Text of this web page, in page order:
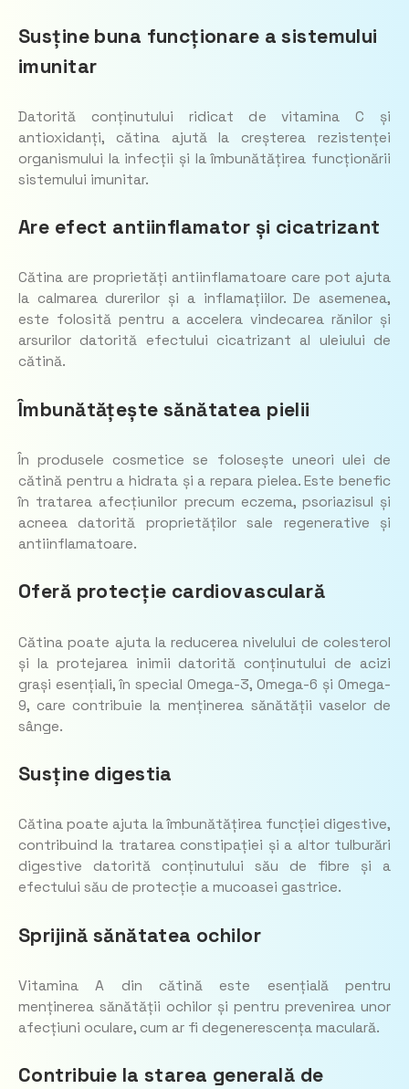
Susține buna funcționare a sistemului
imunitar
Datorită conținutului ridicat de vitamina C și
antioxidanți, cătina ajută la creșterea rezistenței
organismului la infecții și la îmbunătățirea funcționării
sistemului imunitar.
Are efect antiinflamator și cicatrizant
Cătina are proprietăți antiinflamatoare care pot ajuta
la calmarea durerilor și a inflamațiilor. De asemenea,
este folosită pentru a accelera vindecarea rănilor și
arsurilor datorită efectului cicatrizant al uleiului de
cătină.
Îmbunătățește sănătatea pielii
În produsele cosmetice se folosește uneori ulei de
cătină pentru a hidrata și a repara pielea. Este benefic
în tratarea afecțiunilor precum eczema, psoriazisul și
acneea datorită proprietăților sale regenerative și
antiinflamatoare.
Oferă protecție cardiovasculară
Cătina poate ajuta la reducerea nivelului de colesterol
și la protejarea inimii datorită conținutului de acizi
grași esențiali, în special Omega-3, Omega-6 și Omega-
9, care contribuie la menținerea sănătății vaselor de
sânge.
Susține digestia
Cătina poate ajuta la îmbunătățirea funcției digestive,
contribuind la tratarea constipației și a altor tulburări
digestive datorită conținutului său de fibre și a
efectului său de protecție a mucoasei gastrice.
Sprijină sănătatea ochilor
Vitamina A din cătină este esențială pentru
menținerea sănătății ochilor și pentru prevenirea unor
afecțiuni oculare, cum ar fi degenerescența maculară.
Contribuie la starea generală de